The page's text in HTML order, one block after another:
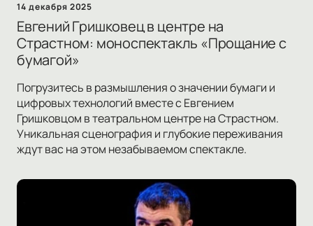
14 декабря 2025
Евгений Гришковец в центре на
Страстном: моноспектакль «Прощание с
бумагой»
Погрузитесь в размышления о значении бумаги и
цифровых технологий вместе с Евгением
Гришковцом в театральном центре на Страстном.
Уникальная сценография и глубокие переживания
ждут вас на этом незабываемом спектакле.